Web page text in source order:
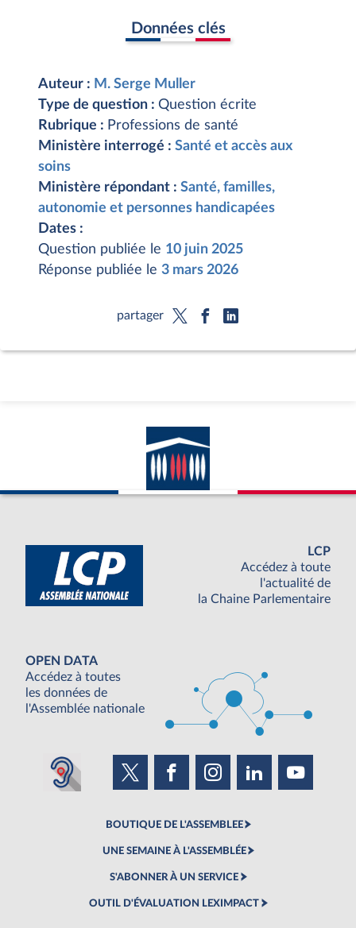
Données clés
Auteur : M. Serge Muller
Type de question : Question écrite
Rubrique : Professions de santé
Ministère interrogé : Santé et accès aux
soins
Ministère répondant : Santé, familles,
autonomie et personnes handicapées
Dates :
Question publiée le 10 juin 2025
Réponse publiée le 3 mars 2026
partager
LCP
Accédez à toute
l'actualité de
la Chaine Parlementaire
OPEN DATA
Accédez à toutes
les données de
l'Assemblée nationale
BOUTIQUE DE L'ASSEMBLEE
UNE SEMAINE À L'ASSEMBLÉE
S'ABONNER À UN SERVICE
OUTIL D'ÉVALUATION LEXIMPACT